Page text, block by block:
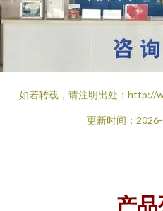
如若转载，请注明出处：http://
更新时间：
产